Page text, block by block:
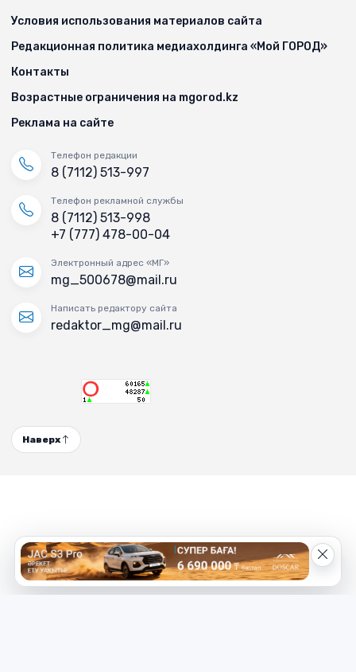
Условия использования материалов сайта
Редакционная политика медиахолдинга «Мой ГОРОД»
Контакты
Возрастные ограничения на mgorod.kz
Реклама на сайте
Телефон редакции
8 (7112) 513-997
Телефон рекламной службы
8 (7112) 513-998
+7 (777) 478-00-04
Электронный адрес «МГ»
mg_500678@mail.ru
Написать редактору сайта
redaktor_mg@mail.ru
Наверх